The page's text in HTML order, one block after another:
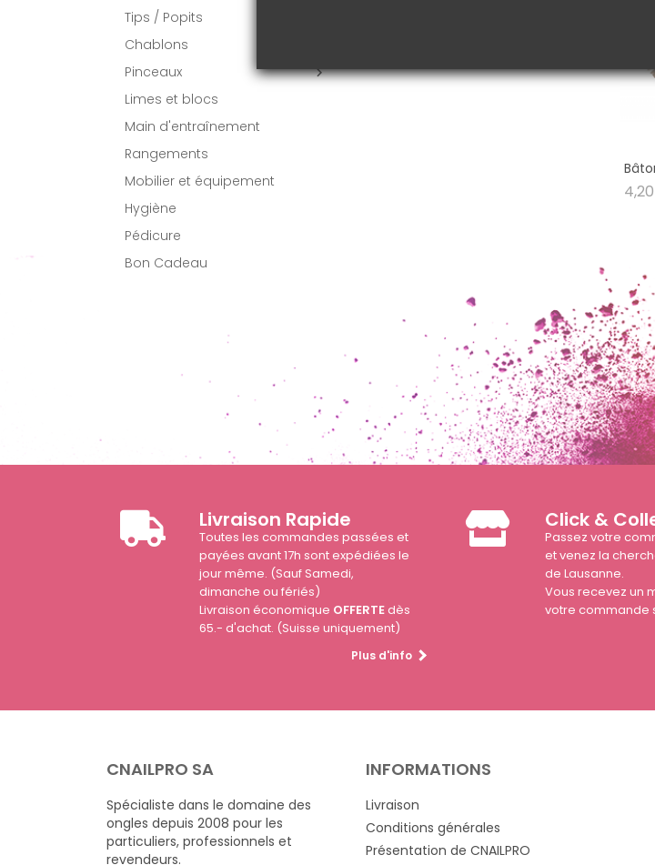
Tips / Popits
Chablons
Pinceaux

Limes et blocs
Main d'entraînement
Rangements
Mobilier et équipement
Hygiène
Pédicure
Bon Cadeau
Livraison Rapide
Toutes les commandes passées et
payées avant 17h sont expédiées le
jour même. (Sauf Samedi,
dimanche ou fériés)
Livraison économique OFFERTEdès
65.- d'achat. (Suisse uniquement)
Plus d'info
Click &
Passez votre
et venez la
de Lausanne.
Vous recevez un
votre commande
CNAILPRO SA
Spécialiste dans le domaine des
ongles depuis 2008 pour les
particuliers, professionnels et
revendeurs.
INFORMATIONS
Livraison
Conditions générales
Présentation de CNAILPRO